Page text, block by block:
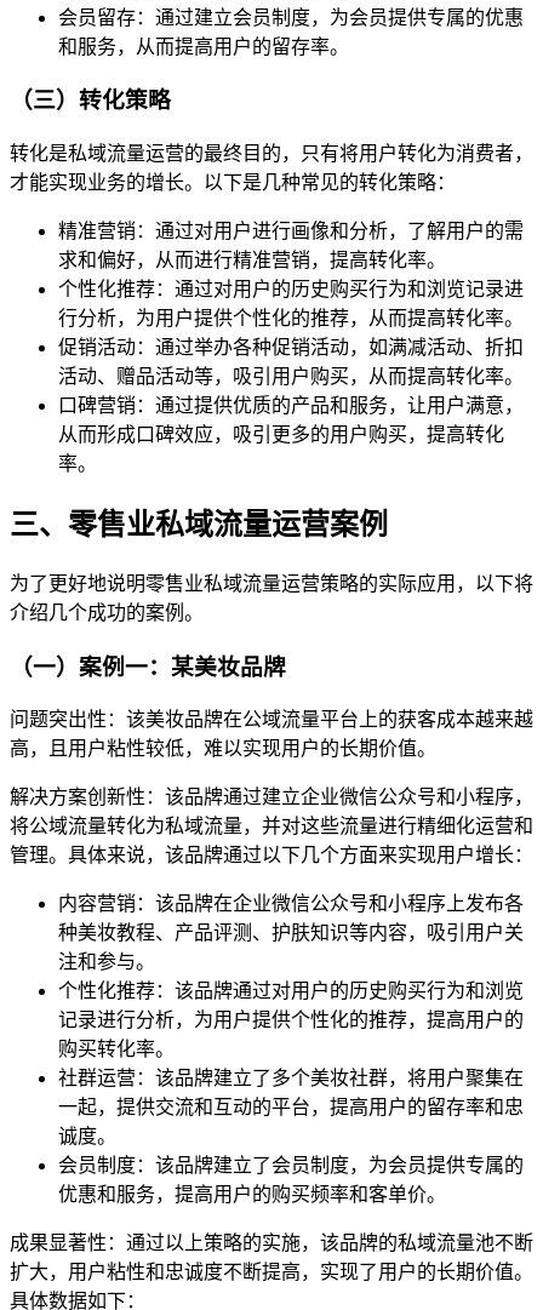
会员留存：通过建立会员制度，为会员提供专属的优惠
和服务，从而提高用户的留存率。
（三）转化策略
转化是私域流量运营的最终目的，只有将用户转化为消费者，
才能实现业务的增长。以下是几种常见的转化策略：
精准营销：通过对用户进行画像和分析，了解用户的需
求和偏好，从而进行精准营销，提高转化率。
个性化推荐：通过对用户的历史购买行为和浏览记录进
行分析，为用户提供个性化的推荐，从而提高转化率。
促销活动：通过举办各种促销活动，如满减活动、折扣
活动、赠品活动等，吸引用户购买，从而提高转化率。
口碑营销：通过提供优质的产品和服务，让用户满意，
从而形成口碑效应，吸引更多的用户购买，提高转化
率。
三、零售业私域流量运营案例
为了更好地说明零售业私域流量运营策略的实际应用，以下将
介绍几个成功的案例。
（一）案例一：某美妆品牌
问题突出性：该美妆品牌在公域流量平台上的获客成本越来越
高，且用户粘性较低，难以实现用户的长期价值。
解决方案创新性：该品牌通过建立企业微信公众号和小程序，
将公域流量转化为私域流量，并对这些流量进行精细化运营和
管理。具体来说，该品牌通过以下几个方面来实现用户增长：
内容营销：该品牌在企业微信公众号和小程序上发布各
种美妆教程、产品评测、护肤知识等内容，吸引用户关
注和参与。
个性化推荐：该品牌通过对用户的历史购买行为和浏览
记录进行分析，为用户提供个性化的推荐，提高用户的
购买转化率。
社群运营：该品牌建立了多个美妆社群，将用户聚集在
一起，提供交流和互动的平台，提高用户的留存率和忠
诚度。
会员制度：该品牌建立了会员制度，为会员提供专属的
优惠和服务，提高用户的购买频率和客单价。
成果显著性：通过以上策略的实施，该品牌的私域流量池不断
扩大，用户粘性和忠诚度不断提高，实现了用户的长期价值。
具体数据如下：